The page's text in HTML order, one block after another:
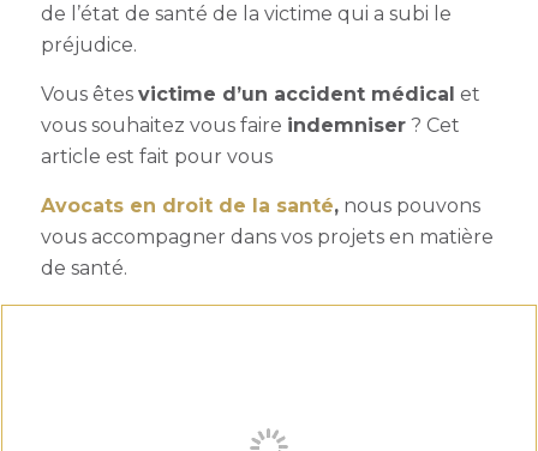
de l’état de santé de la victime qui a subi le
préjudice.
Vous êtes victime d’un accident médical et
vous souhaitez vous faire indemniser? Cet
article est fait pour vous
Avocats en droit de la santé,nous pouvons
vous accompagner dans vos projets en matière
de santé.